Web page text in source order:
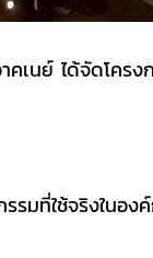
นย์ ได้จัดโครงก
มที่ใช้จริงในอง